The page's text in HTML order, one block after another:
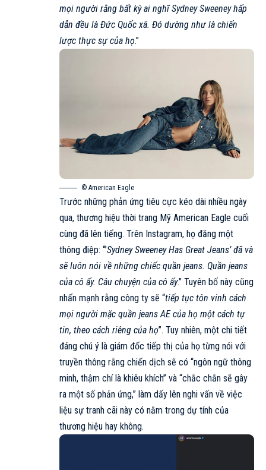
mọi người rằng bất kỳ ai nghĩ Sydney Sweeney hấp
dẫn đều là Đức Quốc xã. Đó dường như là chiến
lược thực sự của họ.”
© American Eagle
Trước những phản ứng tiêu cực kéo dài nhiều ngày
qua, thương hiệu thời trang Mỹ American Eagle cuối
cùng đã lên tiếng. Trên Instagram, họ đăng một
thông điệp: “’Sydney Sweeney Has Great Jeans’ đã và
sẽ luôn nói về những chiếc quần jeans. Quần jeans
của cô ấy. Câu chuyện của cô ấy.” Tuyên bố này cũng
nhấn mạnh rằng công ty sẽ “tiếp tục tôn vinh cách
mọi người mặc quần jeans AE của họ một cách tự
tin, theo cách riêng của họ”. Tuy nhiên, một chi tiết
đáng chú ý là giám đốc tiếp thị của họ từng nói với
truyền thông rằng chiến dịch sẽ có “ngôn ngữ thông
minh, thậm chí là khiêu khích” và “chắc chắn sẽ gây
ra một số phản ứng,” làm dấy lên nghi vấn về việc
liệu sự tranh cãi này có nằm trong dự tính của
thương hiệu hay không.